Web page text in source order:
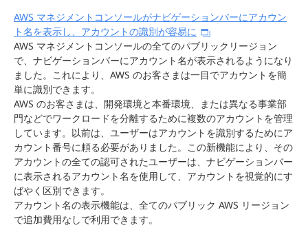
AWS マネジメントコンソールがナビゲーションバーにアカウン
ト名を表示し、アカウントの識別が容易に
AWS マネジメントコンソールの全てのパブリックリージョン
で、ナビゲーションバーにアカウント名が表示されるようになり
ました。これにより、AWS のお客さまは一目でアカウントを簡
単に識別できます。
AWS のお客さまは、開発環境と本番環境、または異なる事業部
門などでワークロードを分離するために複数のアカウントを管理
しています。以前は、ユーザーはアカウントを識別するためにア
カウント番号に頼る必要がありました。この新機能により、その
アカウントの全ての認可されたユーザーは、ナビゲーションバー
に表示されるアカウント名を使用して、アカウントを視覚的にす
ばやく区別できます。
アカウント名の表示機能は、全てのパブリック AWS リージョン
で追加費用なしで利用できます。